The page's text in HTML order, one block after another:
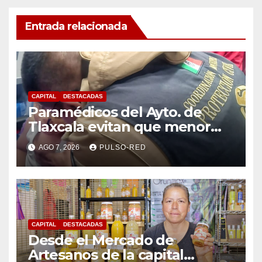
Entrada relacionada
CAPITAL DESTACADAS
Paramédicos del Ayto. de
Tlaxcala evitan que menor
sufra complicaciones por
hipotermia tras caer en una
cisterna
AGO 7, 2026 PULSO-RED
CAPITAL DESTACADAS
Desde el Mercado de
Artesanos de la capital